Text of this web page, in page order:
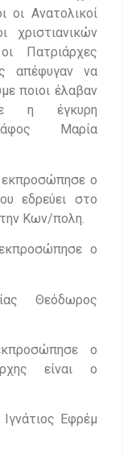
οι Ανατολικοί
χριστιανικών
Πατριάρχες
απέφυγαν να
ποιοι έλαβαν
η έγκυρη
Μαρία
εκπροσώπησε ο
εδρεύει στο
Κων/πολη.
ο
Θεόδωρος
ο
είναι ο
Εφρέμ